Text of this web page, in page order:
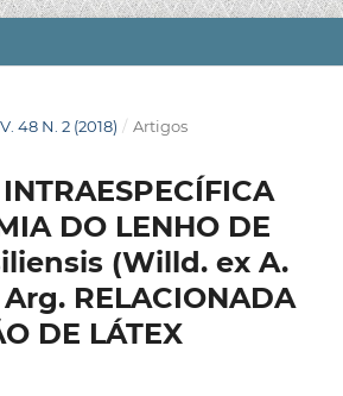
V. 48 N. 2 (2018) / Artigos
DO LENHO DE
(Willd. ex A.
RELACIONADA
DE LÁTEX